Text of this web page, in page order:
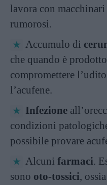
lavora con
rumorosi.
Accumulo di
che quando è
compromettere
l’acufene.
Infezione
condizioni
possibile provare
Alcuni farmaci.
sono oto-tossici,